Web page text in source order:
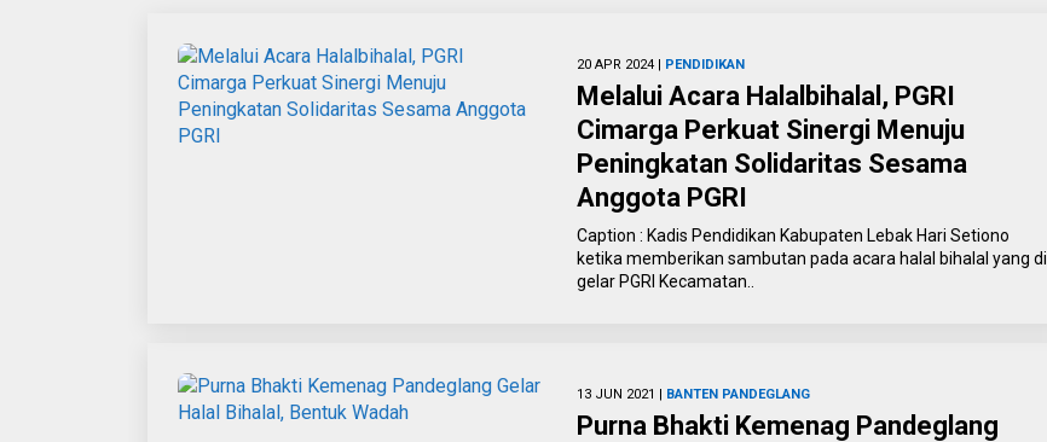
20 APR 2024 | PENDIDIKAN
Melalui Acara Halalbihalal, PGRI
Cimarga Perkuat Sinergi Menuju
Peningkatan Solidaritas Sesama
Anggota PGRI
Caption : Kadis Pendidikan Kabupaten Lebak Hari Setiono
ketika memberikan sambutan pada acara halal bihalal yang di
gelar PGRI Kecamatan..
13 JUN 2021 | BANTEN PANDEGLANG
Purna Bhakti Kemenag Pandeglang